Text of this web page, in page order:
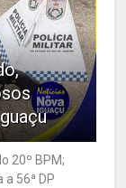
20º BPM;
56ª DP